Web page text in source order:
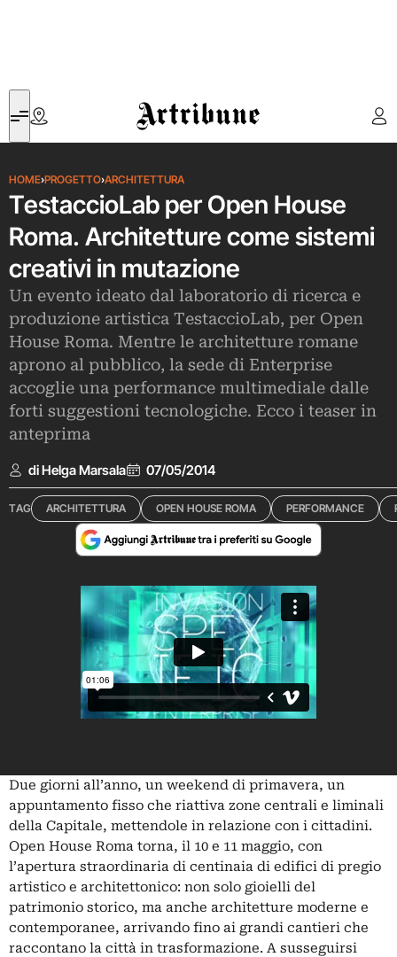
Artribune
HOME›PROGETTO›ARCHITETTURA
TestaccioLab per Open House
Roma. Architetture come sistemi
creativi in mutazione
Un evento ideato dal laboratorio di ricerca e
produzione artistica TestaccioLab, per Open
House Roma. Mentre le architetture romane
aprono al pubblico, la sede di Enterprise
accoglie una performance multimediale dalle
forti suggestioni tecnologiche. Ecco i teaser in
anteprima
di Helga Marsala 07/05/2014
TAG ARCHITETTURA OPEN HOUSE ROMA PERFORMANCE
Due giorni all’anno, un weekend di primavera, un
appuntamento fisso che riattiva zone centrali e liminali
della Capitale, mettendole in relazione con i cittadini.
Open House Roma torna, il 10 e 11 maggio, con
l’apertura straordinaria di centinaia di edifici di pregio
artistico e architettonico: non solo gioielli del
patrimonio storico, ma anche architetture moderne e
contemporanee, arrivando fino ai grandi cantieri che
raccontano la città in trasformazione. A susseguirsi